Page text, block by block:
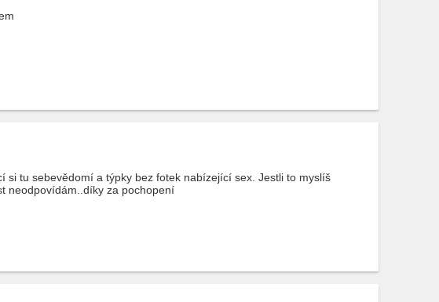
si tu sebevědomí a týpky bez fotek nabízející sex. Jestli to myslíš
neodpovídám..díky za pochopení